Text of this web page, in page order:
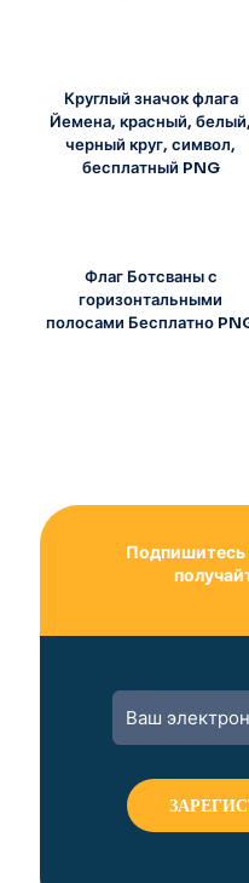
Круглый значок флага
Йемена, красный, белый,
черный круг, символ,
бесплатный PNG
Флаг Ботсваны с
горизонтальными
полосами Бесплатно
Подпишитесь